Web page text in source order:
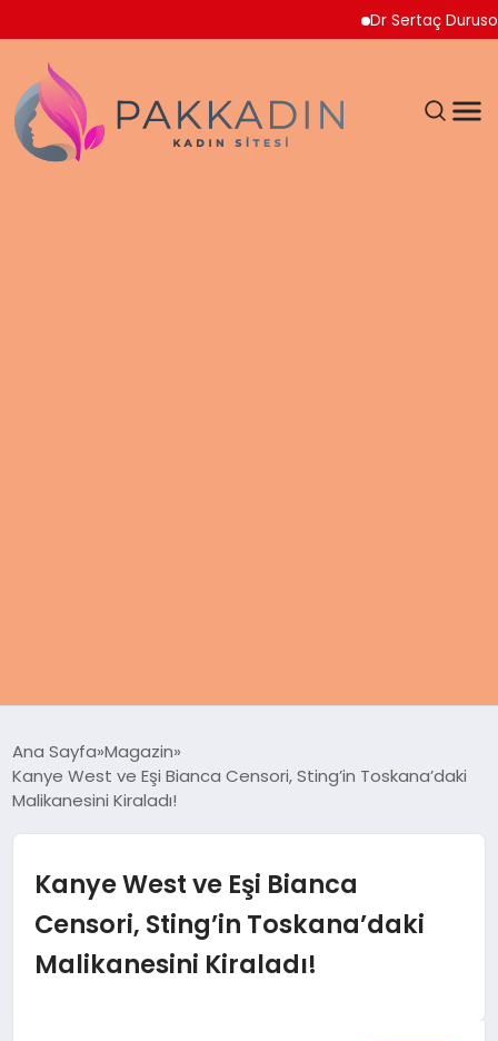
Dr Sertaç Durusoy
KADIN
MAGAZIN
SPOR & FITNESS
Ana Sayfa Magazin
Kanye West ve Eşi Bianca Censori, Sting’in Toskana’daki
Malikanesini Kiraladı!
Kanye West ve Eşi Bianca
Censori, Sting’in Toskana’daki
Malikanesini Kiraladı!